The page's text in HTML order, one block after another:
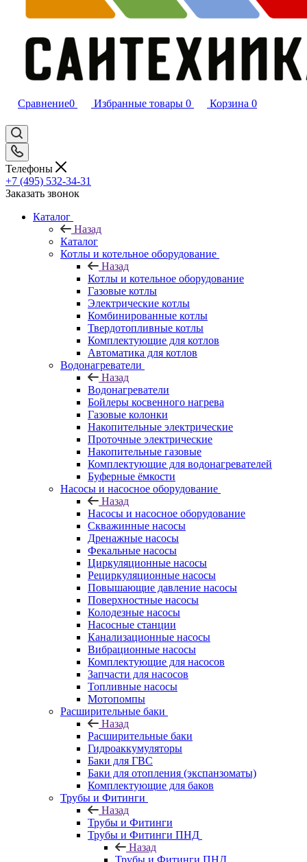
Сравнение0 Избранные товары 0 Корзина 0
Телефоны
+7 (495) 532‑34‑31
Заказать звонок
Каталог
Назад
Каталог
Котлы и котельное оборудование
Назад
Котлы и котельное оборудование
Газовые котлы
Электрические котлы
Комбинированные котлы
Твердотопливные котлы
Комплектующие для котлов
Автоматика для котлов
Водонагреватели
Назад
Водонагреватели
Бойлеры косвенного нагрева
Газовые колонки
Накопительные электрические
Проточные электрические
Накопительные газовые
Комплектующие для водонагревателей
Буферные ёмкости
Насосы и насосное оборудование
Назад
Насосы и насосное оборудование
Скважинные насосы
Дренажные насосы
Фекальные насосы
Циркуляционные насосы
Рециркуляционные насосы
Повышающие давление насосы
Поверхностные насосы
Колодезные насосы
Насосные станции
Канализационные насосы
Вибрационные насосы
Комплектующие для насосов
Запчасти для насосов
Топливные насосы
Мотопомпы
Расширительные баки
Назад
Расширительные баки
Гидроаккумуляторы
Баки для ГВС
Баки для отопления (экспанзоматы)
Комплектующие для баков
Трубы и Фитинги
Назад
Трубы и Фитинги
Трубы и Фитинги ПНД
Назад
Трубы и Фитинги ПНД